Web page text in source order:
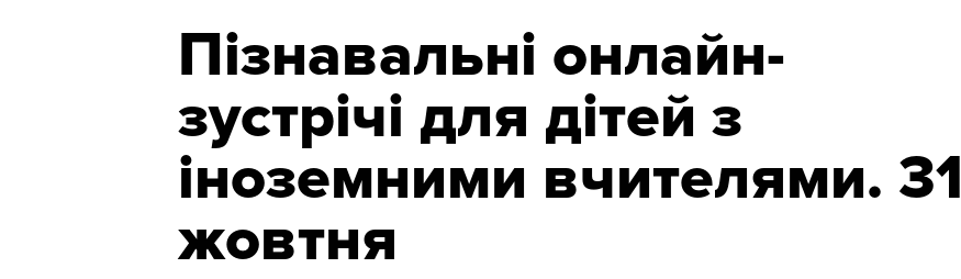
Пізнавальні онлайн-
зустрічі для дітей з
іноземними вчителями. 31
жовтня